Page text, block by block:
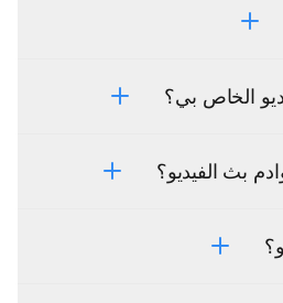
الخاص بي؟
بث الفيديو؟